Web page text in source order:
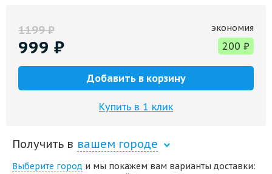
1199₽
999 ₽
экономия
200 ₽
Добавить в корзину
Купить в 1 клик
Получить в вашем городе
Выберите город и мы покажем вам варианты доставки: